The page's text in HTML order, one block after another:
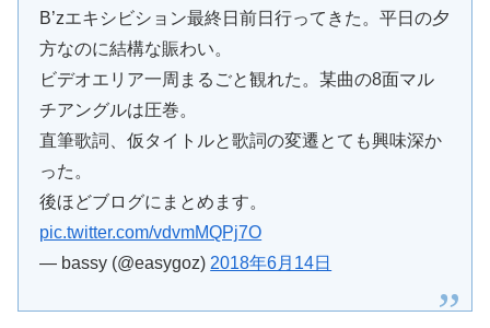
B’zエキシビション最終日前日行ってきた。平日の夕
方なのに結構な賑わい。
ビデオエリア一周まるごと観れた。某曲の8面マル
チアングルは圧巻。
直筆歌詞、仮タイトルと歌詞の変遷とても興味深か
った。
後ほどブログにまとめます。
pic.twitter.com/vdvmMQPj7O
— bassy (@easygoz) 2018年6月14日